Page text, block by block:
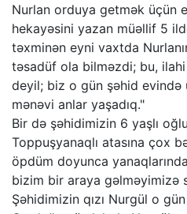
Nurlan orduya getmək üçün
hekayəsini yazan müəllif 5
təxminən eyni vaxtda
təsadüf ola bilməzdi; bu,
deyil; biz o gün şəhid evində
mənəvi anlar yaşadıq."
Bir də şəhidimizin 6 yaşlı
Toppuşyanaqlı atasına çox
öpdüm doyunca
bizim bir araya gəlməyimizə
Şəhidimizin qızı Nurgül o